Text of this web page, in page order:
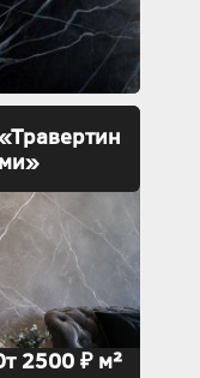
2500 ₽ м²